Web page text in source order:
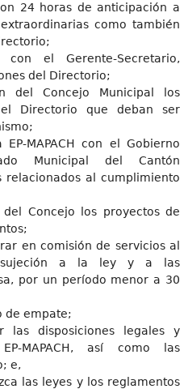
24 horas de anticipación a
como también
con el Gerente-Secretario,
del Directorio;
del Concejo Municipal los
Directorio que deban ser
MAPACH con el Gobierno
Municipal del Cantón
relacionados al cumplimiento
Concejo los proyectos de
en comisión de servicios al
sujeción a la ley y a las
por un período menor a 30
de empate;
las disposiciones legales y
MAPACH, así como las
e,
las leyes y los reglamentos